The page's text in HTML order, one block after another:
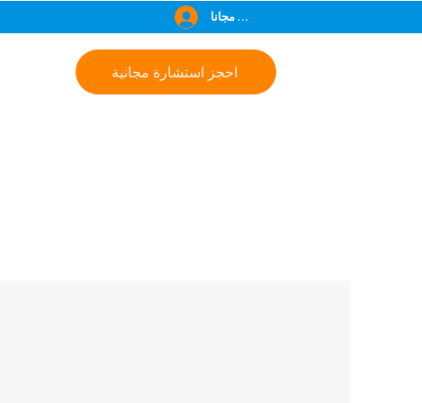
انضم مجانا
احجز استشارة مجانية